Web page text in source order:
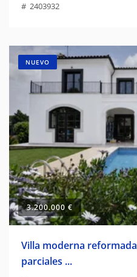
# 2403932
NUEVO
3.200.000 €
Villa moderna
parciales ...